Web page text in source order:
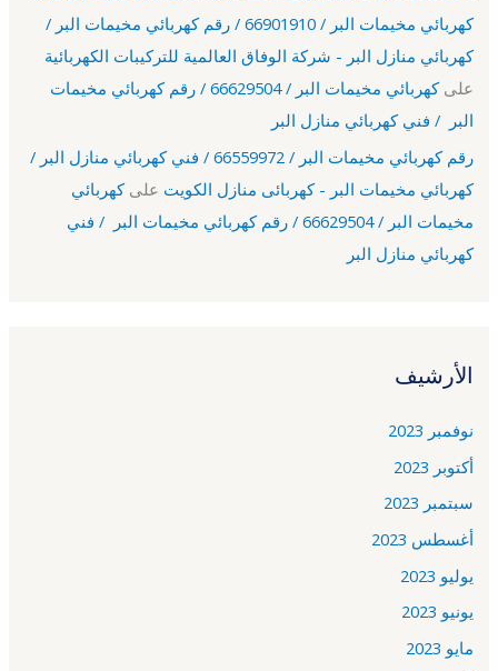
كهربائي مخيمات البر / 66901910 / رقم كهربائي مخيمات البر /
كهربائي منازل البر - شركة الوفاق العالمية للتركيبات الكهربائية
على
كهربائي مخيمات البر / 66629504 / رقم كهربائي مخيمات
البر / فني كهربائي منازل البر
رقم كهربائي مخيمات البر / 66559972 / فني كهربائي منازل البر /
كهربائي مخيمات البر - كهربائى منازل الكويت علىكهربائي
مخيمات البر / 66629504 / رقم كهربائي مخيمات البر / فني
كهربائي منازل البر
الأرشيف
نوفمبر 2023
أكتوبر 2023
سبتمبر 2023
أغسطس 2023
يوليو 2023
يونيو 2023
مايو 2023